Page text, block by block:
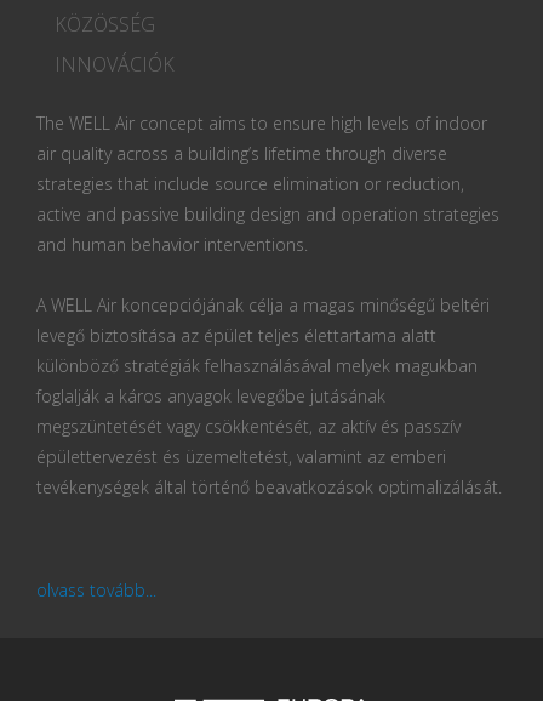
KÖZÖSSÉG
INNOVÁCIÓK
The WELL Air concept aims to ensure high levels of indoor
air quality across a building’s lifetime through diverse
strategies that include source elimination or reduction,
active and passive building design and operation strategies
and human behavior interventions.
A WELL Air koncepciójának célja a magas minőségű beltéri
levegő biztosítása az épület teljes élettartama alatt
különböző stratégiák felhasználásával melyek magukban
foglalják a káros anyagok levegőbe jutásának
megszüntetését vagy csökkentését, az aktív és passzív
épülettervezést és üzemeltetést, valamint az emberi
tevékenységek által történő beavatkozások optimalizálását.
olvass tovább...